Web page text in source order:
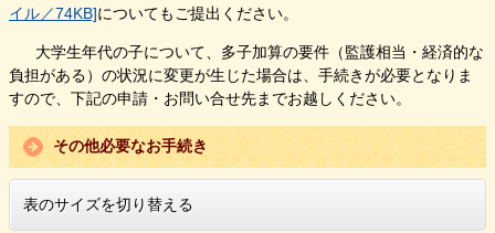
イル／74KB]についてもご提出ください。
大学生年代の子について、多子加算の要件（監護相当・経済的な
負担がある）の状況に変更が生じた場合は、手続きが必要となりま
すので、下記の申請・お問い合せ先までお越しください。
​その他必要なお手続き
表のサイズを切り替える